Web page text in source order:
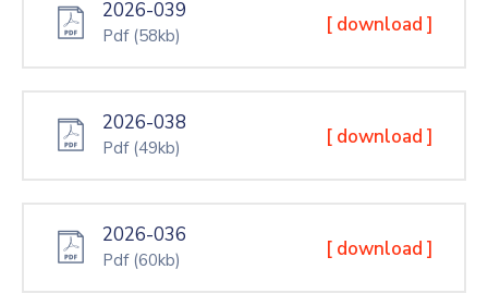
2026-039
Pdf (58kb) [ download ]
2026-038
Pdf (49kb) [ download ]
2026-036
Pdf (60kb) [ download ]